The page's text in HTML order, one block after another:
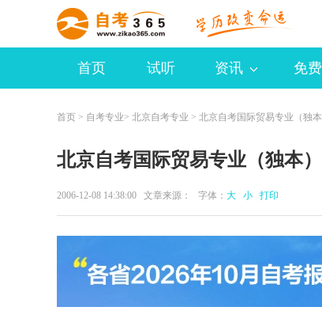
首页 试听 资讯 免
首页 > 自考专业> 北京自考专业 > 北京自考国际贸易专业（独
北京自考国际贸易专业（独本
2006-12-08 14:38:00 文章来源： 字体： 大 小 打印